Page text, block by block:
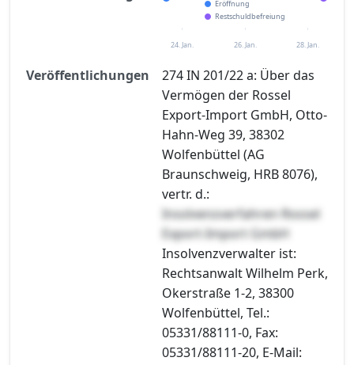
Eröffnung
Restschuldbefreiung
24. Jan. 26. Jan. 28. Jan.
Veröffentlichungen
274 IN 201/22 a: Über das
Vermögen der Rossel
Export-Import GmbH, Otto-
Hahn-Weg 39, 38302
Wolfenbüttel (AG
Braunschweig, HRB 8076),
vertr. d.:
Insolvenzverfahren Rossel
Export-Import GmbH
Insolvenzverwalter ist:
Rechtsanwalt Wilhelm Perk,
Okerstraße 1-2, 38300
Wolfenbüttel, Tel.:
05331/88111-0, Fax:
05331/88111-20, E-Mail: